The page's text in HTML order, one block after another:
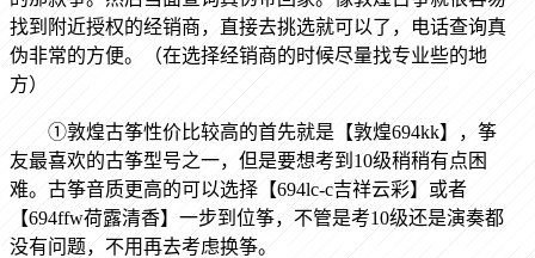
找到附近授权的经销商，直接去挑选就可以了，电话查询真
伪非常的方便。（在选择经销商的时候尽量找专业些的地
方）
①敦煌古筝性价比较高的首先就是【敦煌694kk】，筝
友最喜欢的古筝型号之一，但是要想考到10级稍稍有点困
难。古筝音质更高的可以选择【694lc-c吉祥云彩】或者
【694ffw荷露清香】一步到位筝，不管是考10级还是演奏都
没有问题，不用再去考虑换筝。